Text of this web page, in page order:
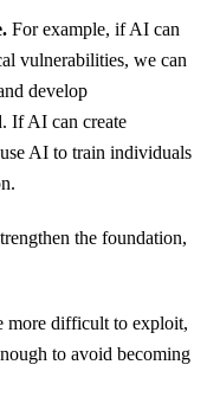
For example, if AI can
vulnerabilities, we can
develop
If AI can create
AI to train individuals
the foundation,
more difficult to exploit,
to avoid becoming